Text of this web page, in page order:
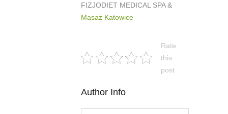
FIZJODIET MEDICAL SPA &
Masaż Katowice
Rate
this
post
Author Info